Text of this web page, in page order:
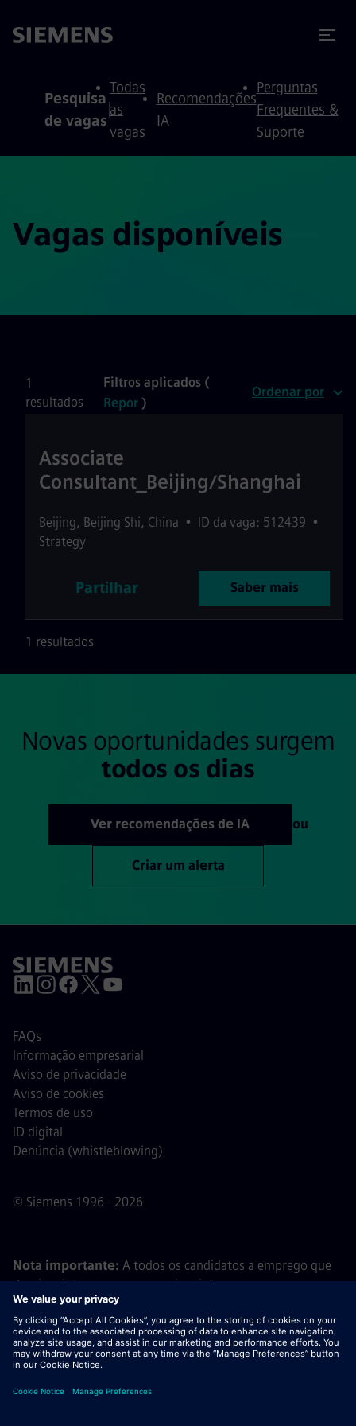
Pesquisa
de vagas
Todas
as
vagas
Recomendações
IA
Perguntas
Frequentes &
Suporte
Vagas disponíveis
1
resultados
Filtros aplicados (
Repor)
Ordenar por
Associate
Consultant_Beijing/Shanghai
Beijing, Beijing Shi, China • ID da vaga: 512439 •
Strategy
Partilhar Saber mais
1 resultados
Novas oportunidades surgem
todos os dias
Ver recomendações de IA ou
Criar um alerta
© Siemens 1996 - 2026
FAQs
Informação empresarial
Aviso de privacidade
Aviso de cookies
Termos de uso
ID digital
Denúncia (whistleblowing)
Nota importante: A todos os candidatos a emprego que
desejem integrar a nossa equipa, informamos que a
Siemens não solicita o pagamento de quaisquer taxas
antes, durante ou após o processo de candidatura. Não
pedimos dados bancários ou informações financeiras
pessoais em troca de uma promessa de emprego. Da
que pareçam ter sido enviados por um recrutador da